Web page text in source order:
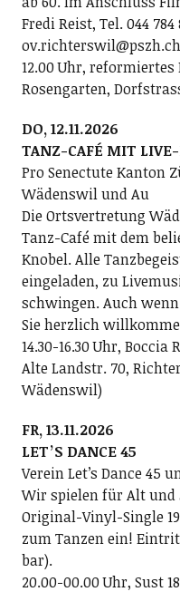
Fredi Reist, Tel. 044
ov.richterswil@pszh.ch
12.00 Uhr,
Rosengarten,
DO, 12.11.2026
TANZ-CAFÉ MIT
Pro Senectute Kanton
Wädenswil und Au
Die Ortsvertretung
Tanz-Café mit dem
Knobel. Alle
eingeladen, zu
schwingen. Auch
Sie herzlich
14.30-16.30 Uhr,
Alte Landstr. 70,
Wädenswil)
FR, 13.11.2026
LETʼS DANCE 45
Verein Letʼs Dance 45
Wir spielen für Alt und
Original-Vinyl-Single
zum Tanzen ein!
bar).
20.00-00.00 Uhr, Sust